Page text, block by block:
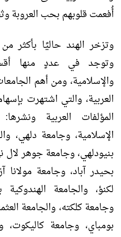
أُفعمت قلوبهم بحب العروبة
وتزخر الهند حاليًا بأكثر
وتوجد في عددٍ منها
والإسلامية، ومن أهم
العربية، والتي اشتهرت
المؤلفات العربية
الإسلامية، وجامعة دلهي،
بنيودلهي، وجامعة جوهر لال
بحيدر آباد، وجامعة مولانا
لكنؤ، والجامعة
وجامعة كلكته، والجامعة
بومباي، وجامعة كاليكوت،